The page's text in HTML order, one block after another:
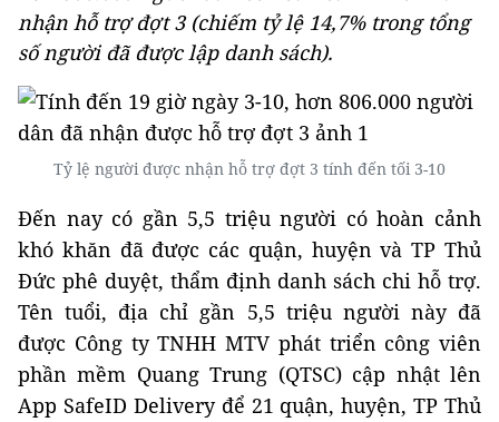
nhận hỗ trợ đợt 3 (chiếm tỷ lệ 14,7% trong tổng
số người đã được lập danh sách).
Tỷ lệ người được nhận hỗ trợ đợt 3 tính đến tối 3-10
Đến nay có gần 5,5 triệu người có hoàn cảnh
khó khăn đã được các quận, huyện và TP Thủ
Đức phê duyệt, thẩm định danh sách chi hỗ trợ.
Tên tuổi, địa chỉ gần 5,5 triệu người này đã
được Công ty TNHH MTV phát triển công viên
phần mềm Quang Trung (QTSC) cập nhật lên
App SafeID Delivery để 21 quận, huyện, TP Thủ